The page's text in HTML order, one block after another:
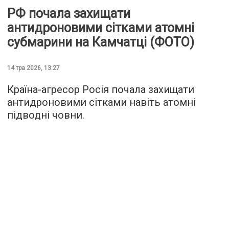
РФ почала захищати
антидроновими сітками атомні
субмарини на Камчатці (ФОТО)
14 тра 2026, 13:27
Країна-агресор Росія почала захищати
антидроновими сітками навіть атомні
підводні човни.